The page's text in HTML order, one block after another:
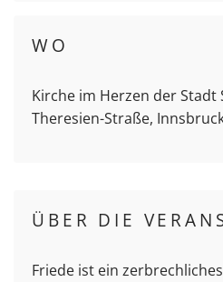
WO
Kirche im Herzen der Stadt
Theresien-Straße,
ÜBER DIE
Friede ist ein